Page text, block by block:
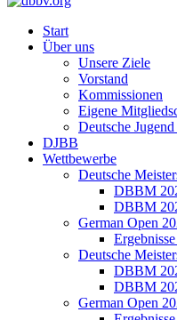
Start
Über uns
Unsere Ziele
Vorstand
Kommissionen
Eigene
Deutsche
DJBB
Wettbewerbe
Deutsche
DBBM
DBBM
German Open
Deutsche
DBBM
DBBM
German Open